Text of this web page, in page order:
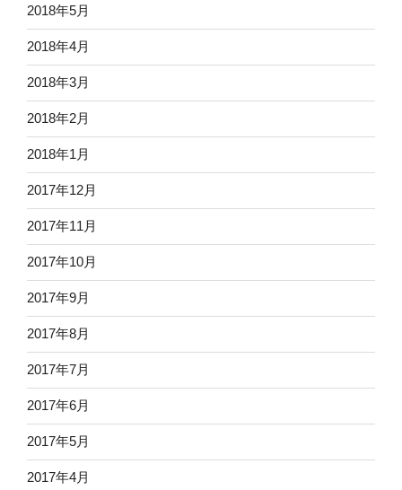
2018年5月
2018年4月
2018年3月
2018年2月
2018年1月
2017年12月
2017年11月
2017年10月
2017年9月
2017年8月
2017年7月
2017年6月
2017年5月
2017年4月